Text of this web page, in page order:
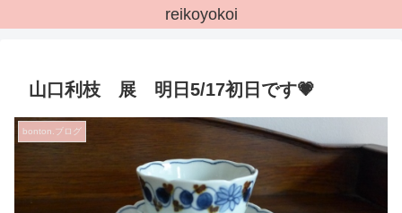
reikoyokoi
山口利枝 展 明日5/17初日です💗
bonton.ブログ